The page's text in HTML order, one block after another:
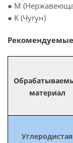
● M
● K (Чугун)
материал
Углеродистая